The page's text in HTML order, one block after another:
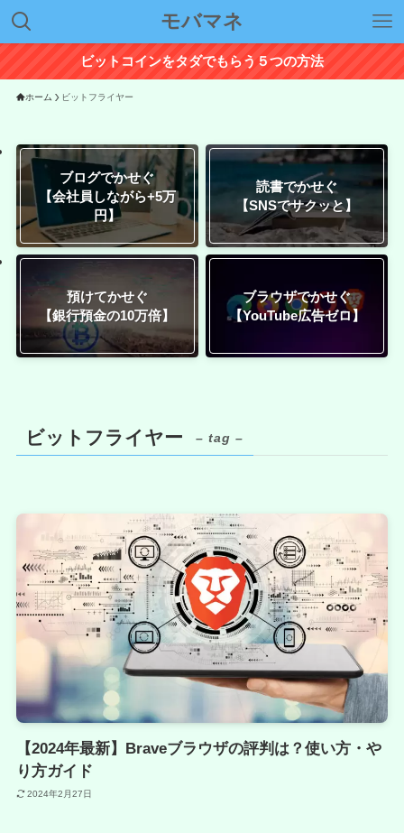
モバマネ
ビットコインをタダでもらう５つの方法
ホーム ビットフライヤー
ブログでかせぐ
【会社員しながら+5万
円】
読書でかせぐ
【SNSでサクッと】
預けてかせぐ
【銀行預金の10万倍】
ブラウザでかせぐ
【YouTube広告ゼロ】
ビットフライヤー – tag –
【2024年最新】Braveブラウザの評判は？使い方・や
り方ガイド
2024年2月27日